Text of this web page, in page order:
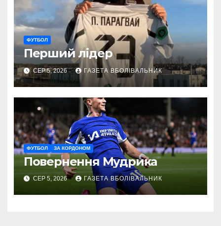
ФУТБОЛ
Перший лідер
СЕР 5, 2026 ГАЗЕТА ВБОЛІВАЛЬНИК
ФУТБОЛ ЗА КОРДОНОМ
Повернення Мудрика
СЕР 5, 2026 ГАЗЕТА ВБОЛІВАЛЬНИК